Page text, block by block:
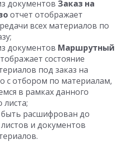
документов Заказ на
отчет отображает
всех материалов по
документов Маршрутный
состояние
под заказ на
с отбором по материалам,
в рамках данного
расшифрован до
и документов